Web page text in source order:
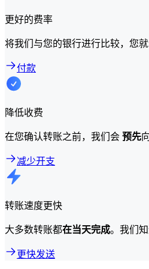
更好的费率
将我们与您的银行进行比较，您
付款
降低收费
在您确认转账之前，我们会 预先
减少开支
转账速度更快
大多数转账都在当天完成。我们
更快发送